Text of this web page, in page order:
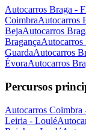
Autocarros Braga -
CoimbraAutocarros
BejaAutocarros
BragançaAutocarros
GuardaAutocarros
ÉvoraAutocarros
Percursos
Autocarros Coimbra
Leiria - Loulé